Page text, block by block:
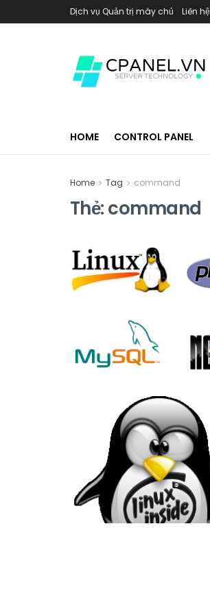
Dịch vụ Quản trị máy chủ Liên
HOME CONTROL PANEL
Home Tag command
Thẻ:command